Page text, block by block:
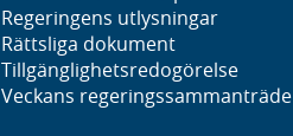
Regeringens utlysningar
Rättsliga dokument
Tillgänglighetsredogörelse
Veckans regeringssammanträde